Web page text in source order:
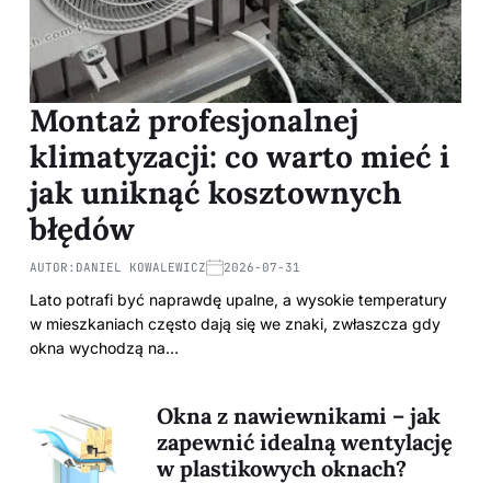
Montaż profesjonalnej
klimatyzacji: co warto mieć i
jak uniknąć kosztownych
błędów
AUTOR: DANIEL KOWALEWICZ 2026-07-31
Lato potrafi być naprawdę upalne, a wysokie temperatury
w mieszkaniach często dają się we znaki, zwłaszcza gdy
okna wychodzą na…
Okna z nawiewnikami – jak
zapewnić idealną wentylację
w plastikowych oknach?